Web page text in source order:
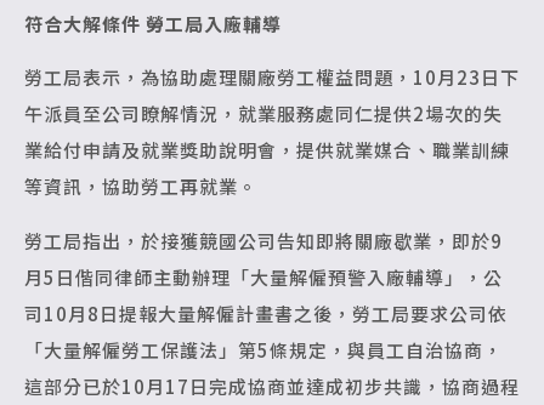
符合大解條件 勞工局入廠輔導
勞工局表示，為協助處理關廠勞工權益問題，10月23日下
午派員至公司瞭解情況，就業服務處同仁提供2場次的失
業給付申請及就業獎助說明會，提供就業媒合、職業訓練
等資訊，協助勞工再就業。
勞工局指出，於接獲競國公司告知即將關廠歇業，即於9
月5日偕同律師主動辦理「大量解僱預警入廠輔導」，公
司10月8日提報大量解僱計畫書之後，勞工局要求公司依
「大量解僱勞工保護法」第5條規定，與員工自治協商，
這部分已於10月17日完成協商並達成初步共識，協商過程